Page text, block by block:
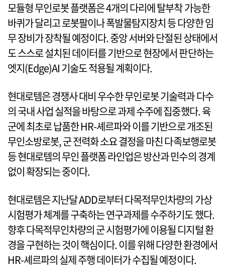
모듈형 무인로봇 플랫폼은 4개의 다리에 탈부착 가능한
바퀴가 달리고 로봇팔이나 폭발물탐지장치 등 다양한 임
무 장비가 장착될 예정이다. 중앙 서버와 단절된 상태에서
도 스스로 설치된 데이터를 기반으로 현장에서 판단하는
엣지(Edge)AI 기술도 적용될 계획이다.
현대로템은 경쟁사 대비 우수한 무인로봇 기술력과 다수
의 국내 사업 실적을 바탕으로 과제 수주에 집중했다. 육
군에 최초로 납품한 HR-셰르파와 이를 기반으로 개조된
무인소방로봇, 군 전력화 소요 결정을 마친 다족보행로봇
등 현대로템의 무인 플랫폼 라인업은 방산과 민수의 경계
없이 확장되는 중이다.
현대로템은 지난달 ADD로부터 다목적무인차량의 가상
시험평가 체계를 구축하는 연구과제를 수주하기도 했다.
향후 다목적무인차량의 군 시험평가에 이용될 디지털 환
경을 구현하는 것이 핵심이다. 이를 위해 다양한 환경에서
HR-셰르파의 실제 주행 데이터가 수집될 예정이다.